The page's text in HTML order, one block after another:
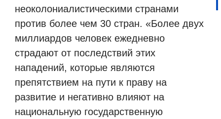
неоколониалистическими странами
против более чем 30 стран. «Более двух
миллиардов человек ежедневно
страдают от последствий этих
нападений, которые являются
препятствием на пути к праву на
развитие и негативно влияют на
национальную государственную